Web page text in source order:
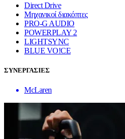
Direct Drive
Μηχανικοί διακόπτες
PRO-G AUDIO
POWERPLAY 2
LIGHTSYNC
BLUE VO!CE
ΣΥΝΕΡΓΑΣΙΕΣ
McLaren